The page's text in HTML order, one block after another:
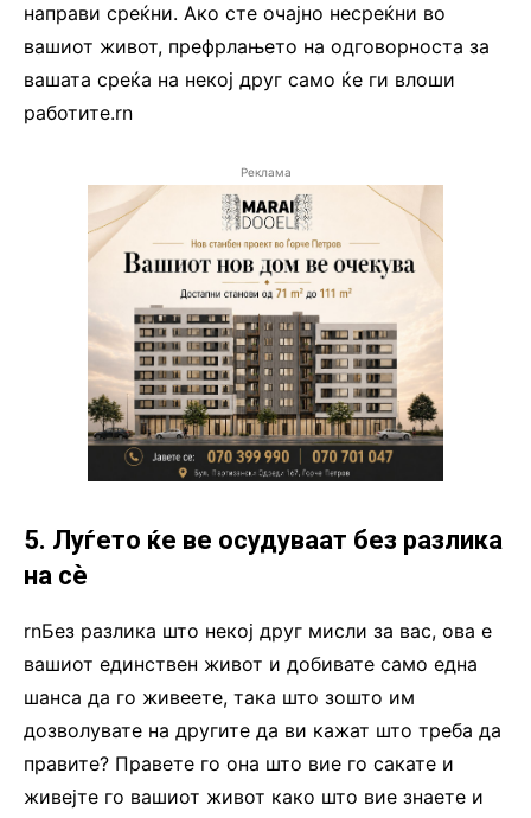
направи среќни. Ако сте очајно несреќни во
вашиот живот, префрлањето на одговорноста за
вашата среќа на некој друг само ќе ги влоши
работите.rn
Реклама
5. Луѓето ќе ве осудуваат без разлика
на сè
rnБез разлика што некој друг мисли за вас, ова е
вашиот единствен живот и добивате само една
шанса да го живеете, така што зошто им
дозволувате на другите да ви кажат што треба да
правите? Правете го она што вие го сакате и
живејте го вашиот живот како што вие знаете и